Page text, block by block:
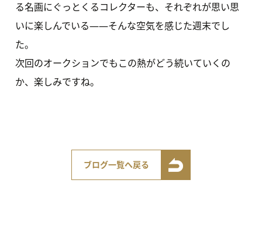
る名画にぐっとくるコレクターも、それぞれが思い思
いに楽しんでいる——そんな空気を感じた週末でし
た。
次回のオークションでもこの熱がどう続いていくの
か、楽しみですね。
ブログ一覧へ戻る